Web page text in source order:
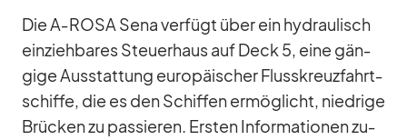
Die A‑ROSA Sena ver­fügt über ein hy­drau­lisch
ein­zieh­ba­res Steu­er­haus auf Deck 5, eine gän­
gige Aus­stat­tung eu­ro­päi­scher Fluss­kreuz­fahrt­
schiffe, die es den Schif­fen er­mög­licht, nied­rige
Brü­cken zu pas­sie­ren. Ers­ten In­for­ma­tio­nen zu­